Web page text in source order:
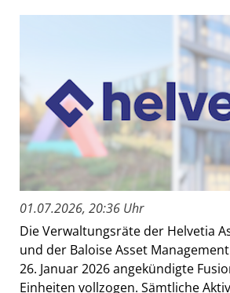
01.07.2026, 20:36 Uhr
Die Verwaltungsräte der Helvetia
und der Baloise Asset
26. Januar 2026 angekündigte
Einheiten vollzogen. Sämtliche